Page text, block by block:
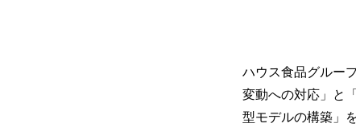
ハウス食品グルー
変動への対応」と
型モデルの構築」